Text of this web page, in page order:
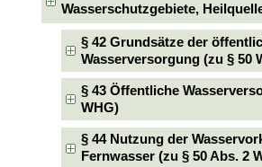
Wasserschutzgebiete,
§ 42 Grundsätze der
Wasserversorgung (zu § 50
§ 43 Öffentliche
WHG)
§ 44 Nutzung der
Fernwasser (zu § 50 Abs. 2